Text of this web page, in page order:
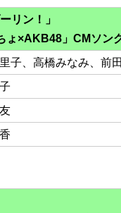
リン！」
ょ×AKB48」CMソン
子、高橋みなみ、前